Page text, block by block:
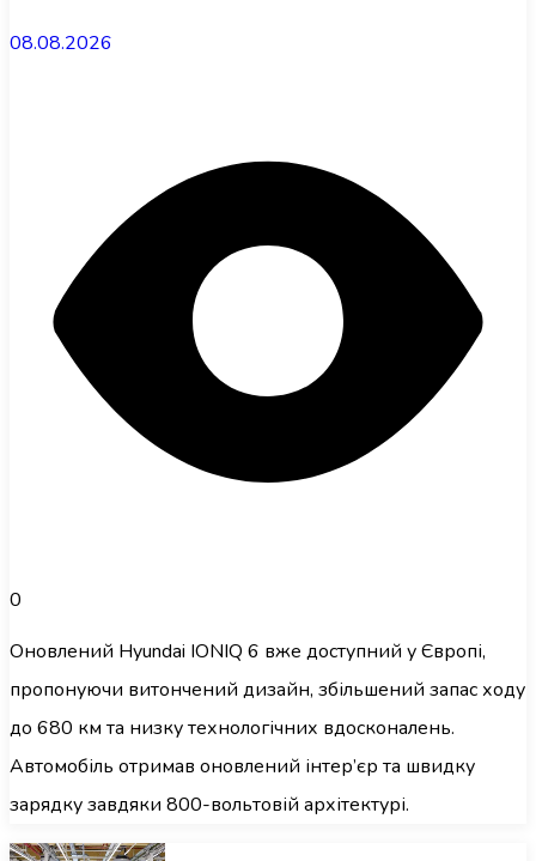
08.08.2026
0
Оновлений Hyundai IONIQ 6 вже доступний у Європі,
пропонуючи витончений дизайн, збільшений запас ходу
до 680 км та низку технологічних вдосконалень.
Автомобіль отримав оновлений інтер’єр та швидку
зарядку завдяки 800-вольтовій архітектурі.